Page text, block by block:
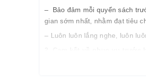
– Bảo đảm mỗi quyển sách
gian sớm nhất, nhằm đạt tiêu
– Luôn luôn lắng nghe, luôn
Đội ngũ tư vấn viên của